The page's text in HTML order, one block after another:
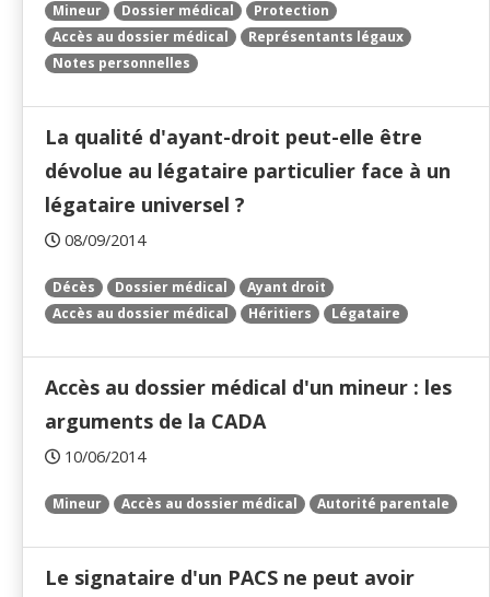
Mineur Dossier médical
Protection
Accès au dossier médical
Représentants légaux
Notes personnelles
La qualité d'ayant-droit peut-elle être
dévolue au légataire particulier face à un
légataire universel ?
08/09/2014
Décès Dossier médical
Ayant droit
Accès au dossier médical
Héritiers Légataire
Accès au dossier médical d'un mineur : les
arguments de la CADA
10/06/2014
Mineur Accès au dossier médical Autorité parentale
Le signataire d'un PACS ne peut avoir